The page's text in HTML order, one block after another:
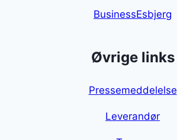
BusinessEsbjerg
Øvrige links
Pressemeddelelse
Leverandør